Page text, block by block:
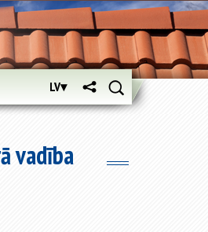
LV▾
vadība